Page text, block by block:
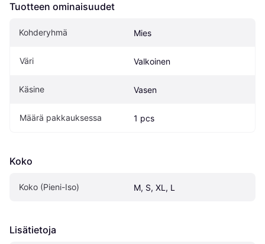
Tuotteen ominaisuudet
Kohderyhmä Mies
Väri Valkoinen
Käsine Vasen
Määrä pakkauksessa 1 pcs
Koko
Koko (Pieni-Iso) M, S, XL, L
Lisätietoja